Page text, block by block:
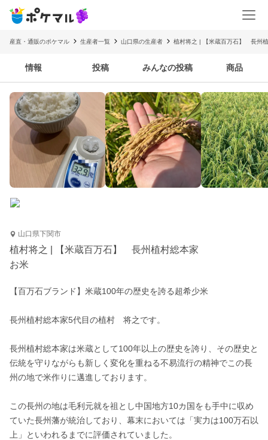
産直・通販のポケマル 生産者一覧 山口県の生産者 植村将之 | 【米蔵百万石】 長州
情報 投稿 みんなの投稿 商品
山口県下関市
植村将之 | 【米蔵百万石】 長州植村総本家
お米
【百万石ブランド】米蔵100年の歴史を誇る超希少米
長州植村総本家5代目の植村　将之です。
長州植村総本家は米蔵として100年以上の歴史を誇り、その歴史と
伝統を守りながらも新しく変化を重ねる不易流行の精神でこの長
州の地で米作りに邁進しております。
この長州の地は毛利元就を祖とし中国地方10カ国をも手中に収め
ていた長州藩が統治しており、幕末においては「実力は100万石以
上」といわれるまでに評価されていました。